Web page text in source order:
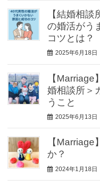
【結婚相
の婚活がう
コツとは？
2025年6月18日
【
婚相談所＞
うこと
2025年6月13日
【
か？
2024年1月18日